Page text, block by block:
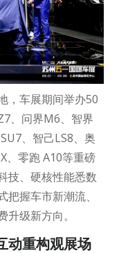
，车展期间举办50
、问界M6、智界
、智己LS8、奥
、零跑 A10等重磅
技、硬核性能悉数
握车市新潮流、
级新方向。
动重构观展场